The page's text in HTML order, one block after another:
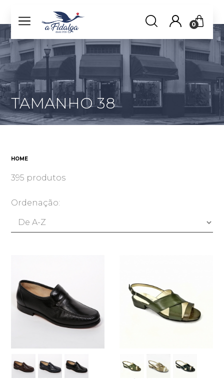
0
TAMANHO 38
HOME
395 produtos
Ordenação: